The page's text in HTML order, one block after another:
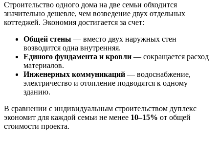
Строительство одного дома на две семьи обходится
значительно дешевле, чем возведение двух отдельных
коттеджей. Экономия достигается за счет:
Общей стены — вместо двух наружных стен
возводится одна внутренняя.
Единого фундамента и кровли — сокращается расход
материалов.
Инженерных коммуникаций — водоснабжение,
электричество и отопление подводятся к одному
зданию.
В сравнении с индивидуальным строительством дуплекс
экономит для каждой семьи не менее 10–15% от общей
стоимости проекта.